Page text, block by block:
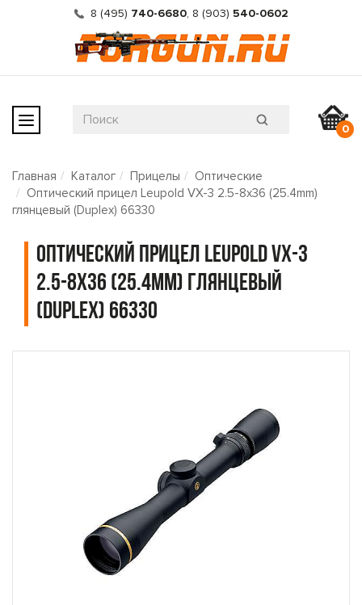
8 (495) 740-6680, 8 (903) 540-0602
0
Главная Каталог Прицелы
Оптические
Оптический прицел Leupold VX-3 2.5-8x36 (25.4mm)
глянцевый (Duplex) 66330
Оптический прицел Leupold VX-3
2.5-8x36 (25.4mm) глянцевый
(Duplex) 66330